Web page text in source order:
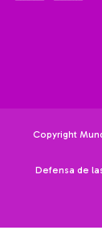
Copyright
Defensa de